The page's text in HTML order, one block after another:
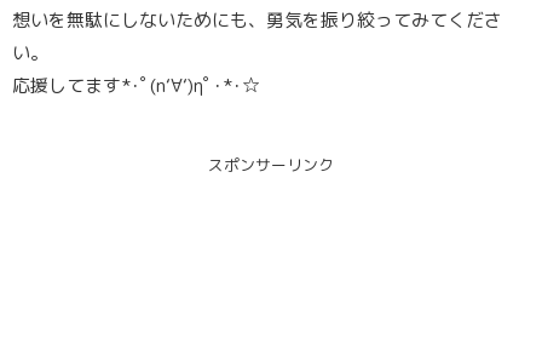
想いを無駄にしないためにも、勇気を振り絞ってみてくださ
い。
応援してます*･ﾟ(n‘∀‘)ηﾟ･*･☆
スポンサーリンク